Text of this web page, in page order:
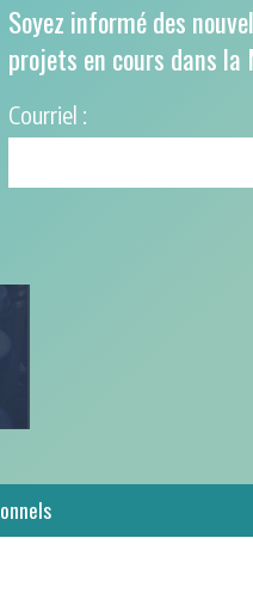
Soyez informé des
projets en cours dans la
Courriel :